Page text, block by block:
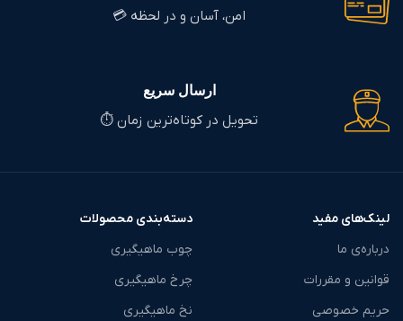
امن، آسان و در لحظه 💳
ارسال سریع
تحویل در کوتاه‌ترین زمان ⏱️
لینک‌های مفید
درباره‌ی ما
قوانین و مقررات
حریم خصوصی
دسته‌بندی محصولات
چوب ماهیگیری
چرخ ماهیگیری
نخ ماهیگیری